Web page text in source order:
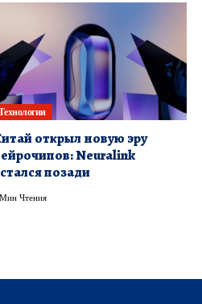
открыл новую эру
Neuralink
позади
Чтения